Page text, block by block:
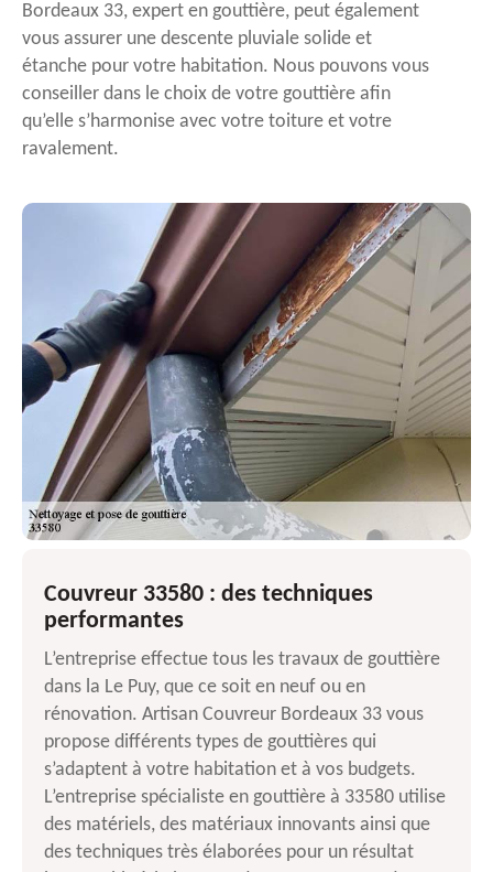
Bordeaux 33, expert en gouttière, peut également
vous assurer une descente pluviale solide et
étanche pour votre habitation. Nous pouvons vous
conseiller dans le choix de votre gouttière afin
qu’elle s’harmonise avec votre toiture et votre
ravalement.
Couvreur 33580 : des techniques
performantes
L’entreprise effectue tous les travaux de gouttière
dans la Le Puy, que ce soit en neuf ou en
rénovation. Artisan Couvreur Bordeaux 33 vous
propose différents types de gouttières qui
s’adaptent à votre habitation et à vos budgets.
L’entreprise spécialiste en gouttière à 33580 utilise
des matériels, des matériaux innovants ainsi que
des techniques très élaborées pour un résultat